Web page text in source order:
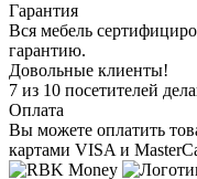
Гарантия
Вся мебель
гарантию.
Довольные клиенты!
7 из 10 посетителей
Оплата
Вы можете оплатить
картами VISA и